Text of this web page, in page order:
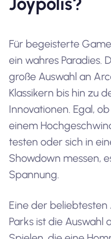
Für begeisterte
ein wahres Paradies.
große Auswahl an
Klassikern bis hin zu
Innovationen. Egal,
einem
testen oder sich in
Showdown messen,
Spannung.
Eine der
Parks ist die Auswahl